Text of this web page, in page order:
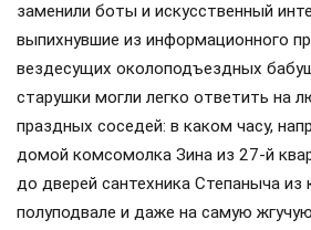
заменили боты и искусственный
выпихнувшие из информационного
вездесущих околоподъездных
старушки могли легко ответить на
праздных соседей: в каком часу,
домой комсомолка Зина из 27-й
до дверей сантехника Степаныча из
полуподвале и даже на самую